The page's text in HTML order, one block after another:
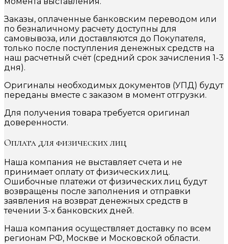
Заказы, оплаченные банковским переводом или
по безналичному расчету доступны для
самовывоза, или доставляются до Покупателя,
только после поступления денежных средств на
наш расчетный счёт (средний срок зачисления 1-3
дня).
Оригиналы необходимых документов (УПД) будут
переданы вместе с заказом в момент отгрузки.
Для получения товара требуется оригинал
доверенности.
Оплата для физических лиц
Наша компания не выставляет счета и не
принимает оплату от физических лиц.
Ошибочные платежи от физических лиц будут
возвращены после заполнения и отправки
заявления на возврат денежных средств в
течении 3-х банковских дней.
Наша компания осуществляет доставку по всем
регионам РФ, Москве и Московской области.